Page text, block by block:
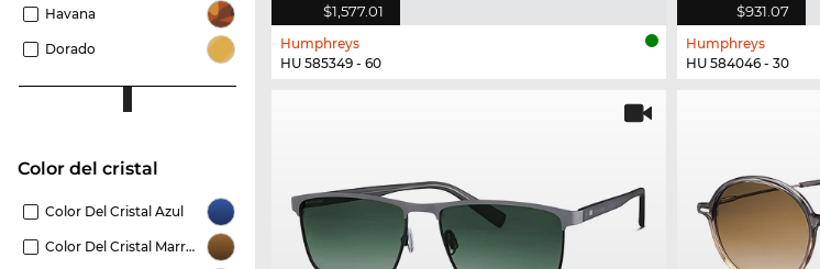
Havana
Dorado
Color del cristal
Color Del Cristal Azul
Color Del Cristal Marrón
$1,577.01
Humphreys
HU 585349 - 60
$931.07
Humphreys
HU 584046 - 30